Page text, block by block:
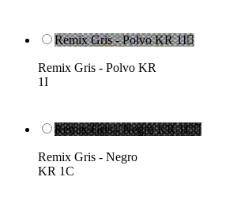
Remix Gris - Polvo KR 1I
Remix Gris - Polvo KR
1I
Remix Gris - Negro KR 1C
Remix Gris - Negro
KR 1C